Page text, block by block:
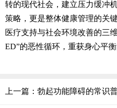
转的现代社会，建立压力缓冲
策略，更是整体健康管理的关
医疗支持与社会环境改善的三
ED”的恶性循环，重获身心平衡
上一篇： 勃起功能障碍的常识